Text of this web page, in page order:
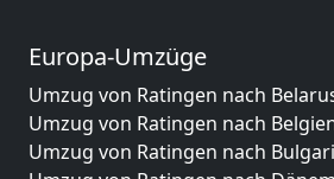
Europa-Umzüge
Umzug von Ratingen nach
Umzug von Ratingen nach
Umzug von Ratingen nach